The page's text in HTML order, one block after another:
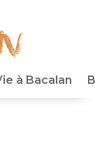
à Bacalan